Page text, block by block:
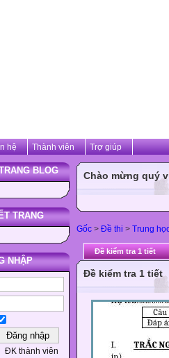
hệ Thành viên Trợ giúp
BLOG
TRANG
NHẬP
ĐK thành viên
Chào mừng quý
Gốc > Đề thi > Trung
Đề kiểm tra 1 tiết
Đề kiểm tra 1 tiết